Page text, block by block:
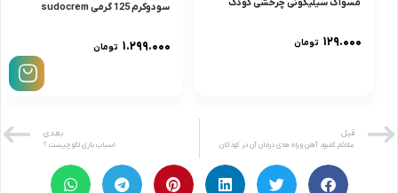
مسواک سیلیکونی چرخشی کودک
۱۲۹.۰۰۰ تومان
سودوکرم 125 گرمى sudocrem
۱.۲۹۹.۰۰۰ تومان
قبل
علائم کمبود آهن و راه های درمان آن در کودکان
بعدی
اسباب بازی لگو چیست ؟